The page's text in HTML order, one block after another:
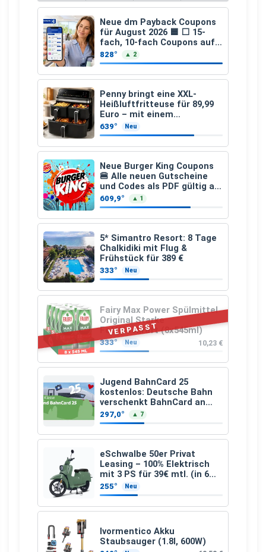
Neue dm Payback Coupons
für August 2026 🟦 ⬜ 15-
fach, 10-fach Coupons auf
den gesamten Einkauf ab 2
€
828° ▲ 2
Penny bringt eine XXL-
Heißluftfritteuse für 89,99
Euro – mit einem
besonderen Vorteil
639° Neu
Neue Burger King Coupons
🍔 Alle neuen Gutscheine
und Codes als PDF gültig ab
25.07.2026 bis 04.09.2026
609,9° ▲ 1
5* Simantro Resort: 8 Tage
Chalkidiki mit Flug &
Frühstück für 389 €
333° Neu
VERPASST
Fairy Max Power Spülmittel
Original Starke
Fettlösekraft (8x545ml)
333° Neu 10,23 €
Jugend BahnCard 25
kostenlos: Deutsche Bahn
verschenkt BahnCard an
Kinder und Jugendliche
297,0° ▲ 7
eSchwalbe 50er Privat
Leasing – 100% Elektrisch
mit 3 PS für 39€ mtl. (in 6
schicken Farben LF: 0.43, 36
Monate, Bereitstellung:
159,00 €, 2.500 km/Jahr)
255° Neu
Ivormentico Akku
Staubsauger (1.8l, 600W)